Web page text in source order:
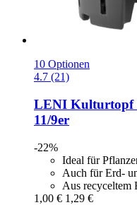
10 Optionen
4.7 (21)
LENI Kulturtopf
11/9er
-22%
Ideal für
Auch für Erd-
Aus recyceltem
1,00 € 1,29 €